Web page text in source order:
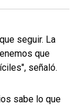
seguir. La
que
señaló.
sabe lo que